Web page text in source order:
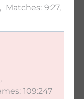
9:27
109:247